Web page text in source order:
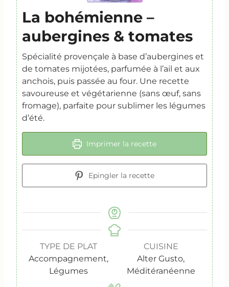
La bohémienne –
aubergines & tomates
Spécialité provençale à base d’aubergines et
de tomates mijotées, parfumée à l’ail et aux
anchois, puis passée au four. Une recette
savoureuse et végétarienne (sans œuf, sans
fromage), parfaite pour sublimer les légumes
d’été.
Imprimer la recette
Epingler la recette
TYPE DE PLAT
Accompagnement,
Légumes
CUISINE
Alter Gusto,
Méditéranéenne